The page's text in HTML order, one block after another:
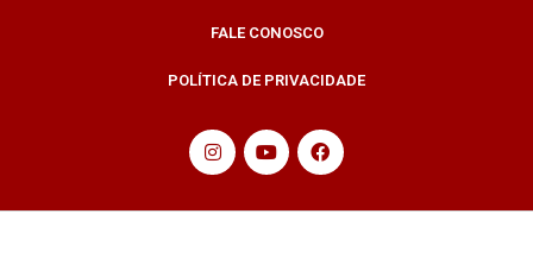
FALE CONOSCO
POLÍTICA DE PRIVACIDADE